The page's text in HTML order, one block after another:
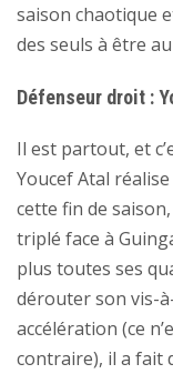
saison chaotique
des seuls à être
Défenseur droit :
Il est partout, et
Youcef Atal
cette fin de
triplé face à
plus toutes ses
dérouter son vis-
accélération (ce
contraire), il a fait